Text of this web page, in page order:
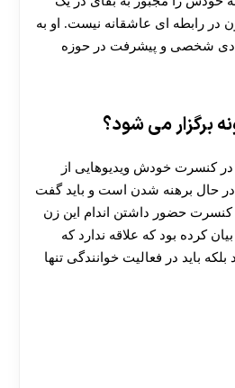
در رابطه ای عاشقانه نیست. او به
شخصی و پیشرفت در حوزه‌
برگزار می شود؟
در کنسرت خودش ویدیوهایی از
حال برهنه شدن است و باید گفت
کنسرت حضور داشتن اندام این زن
کرده بود که علاقه ندارد که
باید در فعالیت خوانندگی تنها